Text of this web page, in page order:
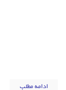
ادامه مطلب